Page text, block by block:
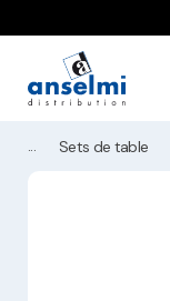
Sets de table